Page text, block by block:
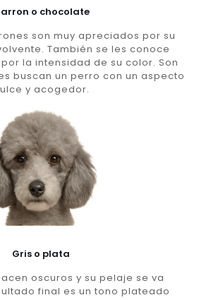
o chocolate
son muy apreciados por su
También se les conoce
la intensidad de su color. Son
buscan un perro con un aspecto
y acogedor.
Gris o plata
oscuros y su pelaje se va
final es un tono plateado